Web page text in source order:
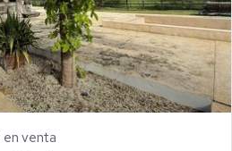
en venta